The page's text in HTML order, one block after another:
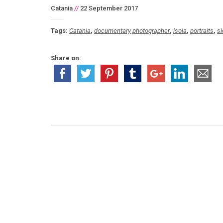
Catania // 22 September 2017
Tags: Catania, documentary photographer, isola, portraits,
Share on: